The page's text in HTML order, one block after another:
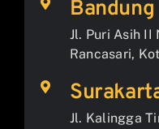
Bandung
Jl. Puri Asih II
Rancasari,
Jl. Kalingga